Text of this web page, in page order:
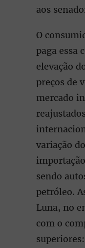
aos
O
paga essa
elevação
preços de
mercado
variação
sendo
petróleo.
Luna, no
com o